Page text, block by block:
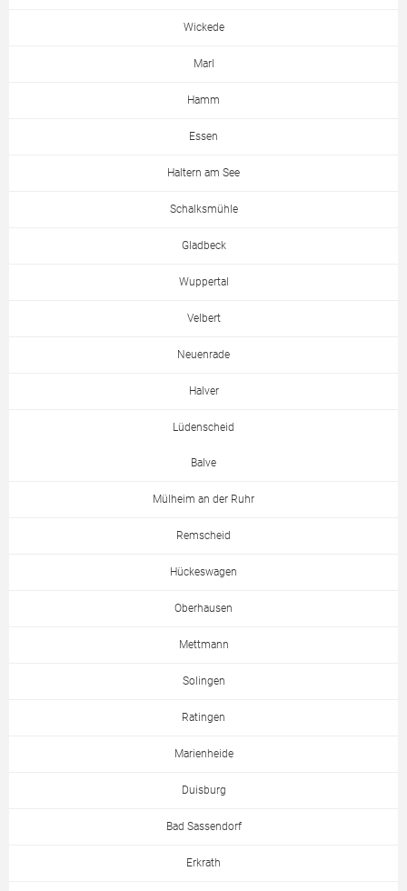
Wickede
Marl
Hamm
Essen
Haltern am See
Schalksmühle
Gladbeck
Wuppertal
Velbert
Neuenrade
Halver
Lüdenscheid
Balve
Mülheim an der Ruhr
Remscheid
Hückeswagen
Oberhausen
Mettmann
Solingen
Ratingen
Marienheide
Duisburg
Bad Sassendorf
Erkrath